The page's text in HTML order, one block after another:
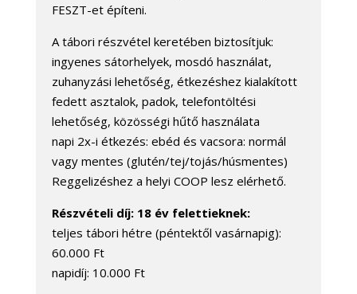
FESZT-et építeni.
A tábori részvétel keretében biztosítjuk:
ingyenes sátorhelyek, mosdó használat,
zuhanyzási lehetőség, étkezéshez kialakított
fedett asztalok, padok, telefontöltési
lehetőség, közösségi hűtő használata
napi 2x-i étkezés: ebéd és vacsora: normál
vagy mentes (glutén/tej/tojás/húsmentes)
Reggelizéshez a helyi COOP lesz elérhető.
Részvételi díj: 18 év felettieknek:
teljes tábori hétre (péntektől vasárnapig):
60.000 Ft
napidíj: 10.000 Ft